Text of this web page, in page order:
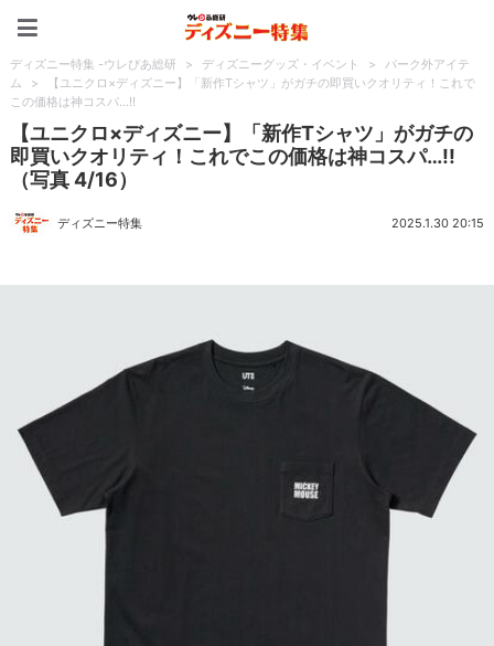
ディズニー特集 -ウレぴあ総研 > ディズニーグッズ・イベント >
パーク外アイテ
ム
>
【ユニクロ×ディズニー】「新作Tシャツ」がガチの即買いクオリティ！これで
この価格は神コスパ…!!
【ユニクロ×ディズニー】「新作Tシャツ」がガチの
即買いクオリティ！これでこの価格は神コスパ…!!
（写真 4/16）
ディズニー特集 2025.1.30 20:15